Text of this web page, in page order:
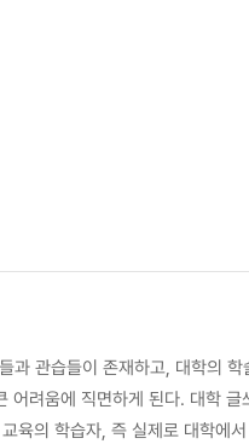
관습들이 존재하고, 대학의
이 직면한 글쓰기 어려움을 해결
의 학습자, 즉 실제로 대학에